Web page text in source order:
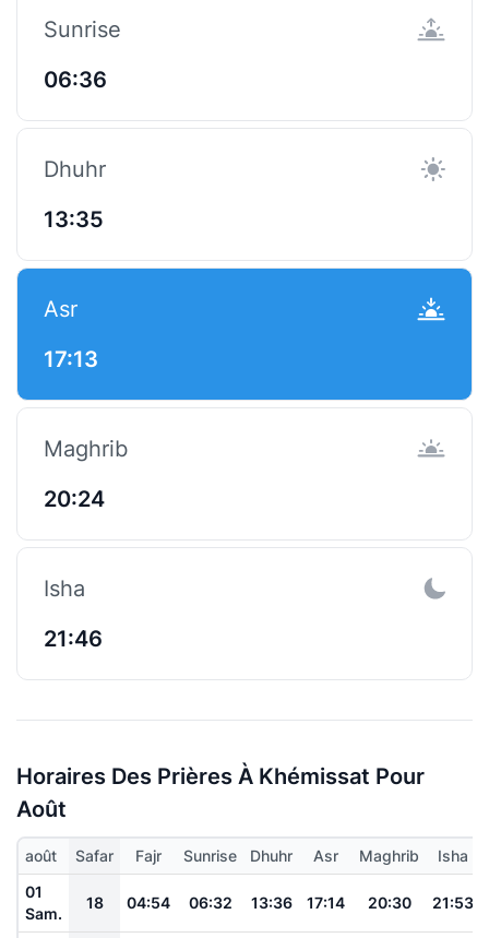
Sunrise
06:36
Dhuhr
13:35
Asr
17:13
Maghrib
20:24
Isha
21:46
Horaires Des Prières À Khémissat Pour
Août
août Safar Fajr Sunrise Dhuhr Asr Maghrib
Isha
01
Sam.
18 04:54 06:32 13:36 17:14 20:30 21:53